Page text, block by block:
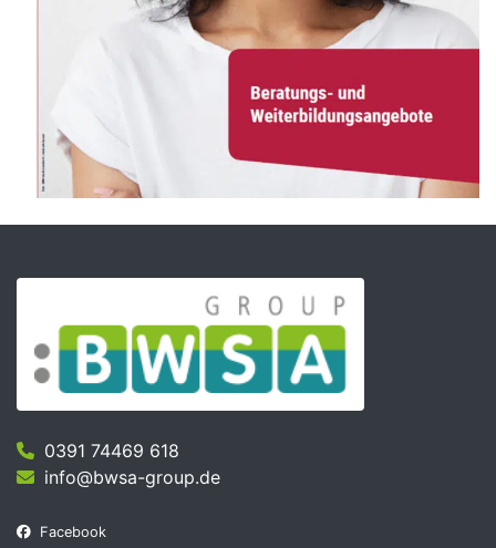
0391 74469 618
info@bwsa-group.de
Facebook